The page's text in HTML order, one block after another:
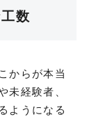
数
からが本当
未経験者、
ようになる